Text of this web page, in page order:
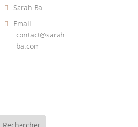
Sarah Ba
Email
contact@sarah-
ba.com